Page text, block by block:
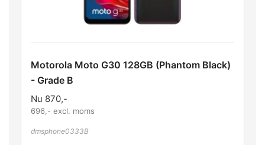
Motorola Moto G30 128GB (Phantom Black)
- Grade B
Nu 870,-
696 ,- excl. moms
dmsphone0333B